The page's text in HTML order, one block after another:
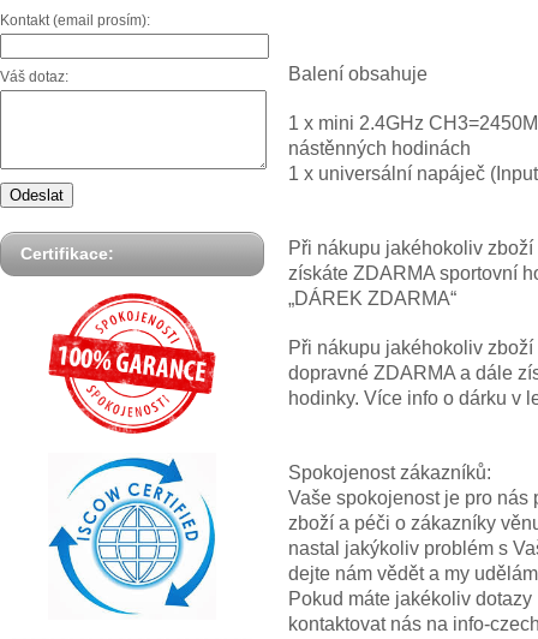
Kontakt (email prosím):
Váš dotaz:
Certifikace:
Balení obsahuje
1 x mini 2.4GHz
nástěnných hodinách
1 x universální napáječ
Při nákupu jakéhokoliv
získáte ZDARMA sportovní
„DÁREK ZDARMA“
Při nákupu jakéhokoliv
dopravné ZDARMA a dále
hodinky. Více info o dárku v
Spokojenost zákazníků:
Vaše spokojenost je pro nás
zboží a péči o zákazníky
nastal jakýkoliv problém s
dejte nám vědět a my
Pokud máte jakékoliv
kontaktovat nás na info-